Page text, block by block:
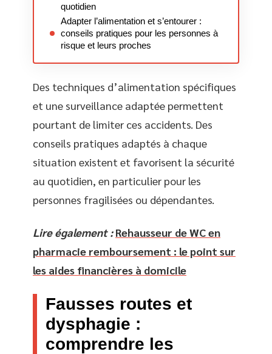
quotidien
Adapter l’alimentation et s’entourer :
conseils pratiques pour les personnes à
risque et leurs proches
Des techniques d’alimentation spécifiques
et une surveillance adaptée permettent
pourtant de limiter ces accidents. Des
conseils pratiques adaptés à chaque
situation existent et favorisent la sécurité
au quotidien, en particulier pour les
personnes fragilisées ou dépendantes.
Lire également : Rehausseur de WC en
pharmacie remboursement : le point sur
les aides financières à domicile
Fausses routes et
dysphagie :
comprendre les